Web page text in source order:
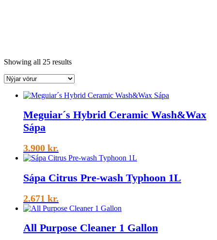
Showing all 25 resultsSorted
latest
Meguiar´s Hybrid Ceramic Wash&Wax
Sápa
3.900 kr.
Sápa Citrus Pre-wash Typhoon 1L
2.671 kr.
All Purpose Cleaner 1 Gallon